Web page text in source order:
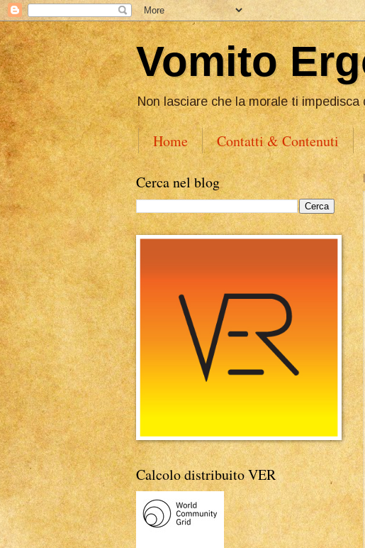
Vomito
Non lasciare che la morale ti
Home Contatti & Contenuti
Cerca nel blog
Calcolo distribuito VER